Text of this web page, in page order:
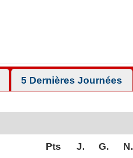
5 Dernières Journées
Pts J. G. N.